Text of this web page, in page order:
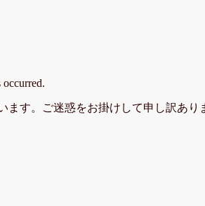
occurred.
ます。ご迷惑をお掛けして申し訳あり